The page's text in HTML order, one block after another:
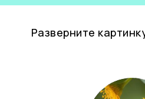
Разверните